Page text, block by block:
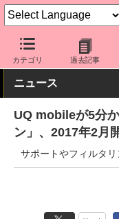
カテゴリ 過去記事
ケータイ Watch キャリア
ニュース
UQ mobileが5分
ン」、2017年2月
サポートやフィルタ